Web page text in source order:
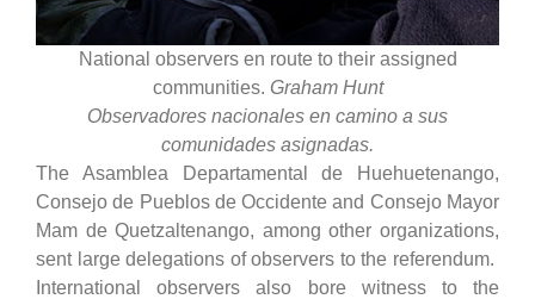
National observers en route to their assigned
communities. Graham Hunt
Observadores nacionales en camino a sus
comunidades asignadas.
The Asamblea Departamental de Huehuetenango,
Consejo de Pueblos de Occidente and Consejo Mayor
Mam de Quetzaltenango, among other organizations,
sent large delegations of observers to the referendum.
International observers also bore witness to the